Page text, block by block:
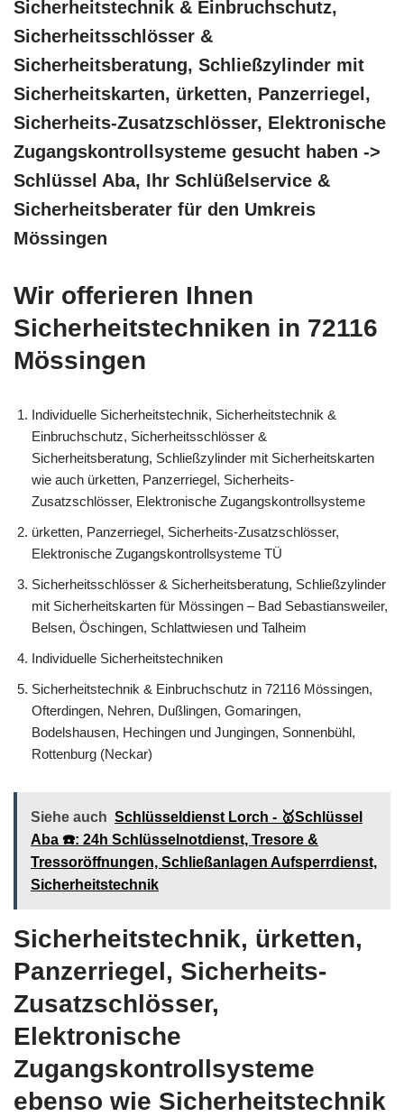
Sicherheitstechnik & Einbruchschutz,
Sicherheitsschlösser &
Sicherheitsberatung, Schließzylinder mit
Sicherheitskarten, ürketten, Panzerriegel,
Sicherheits-Zusatzschlösser, Elektronische
Zugangskontrollsysteme gesucht haben ->
Schlüssel Aba, Ihr Schlüßelservice &
Sicherheitsberater für den Umkreis
Mössingen
Wir offerieren Ihnen
Sicherheitstechniken in 72116
Mössingen
Individuelle Sicherheitstechnik, Sicherheitstechnik &
Einbruchschutz, Sicherheitsschlösser &
Sicherheitsberatung, Schließzylinder mit Sicherheitskarten
wie auch ürketten, Panzerriegel, Sicherheits-
Zusatzschlösser, Elektronische Zugangskontrollsysteme
ürketten, Panzerriegel, Sicherheits-Zusatzschlösser,
Elektronische Zugangskontrollsysteme TÜ
Sicherheitsschlösser & Sicherheitsberatung, Schließzylinder
mit Sicherheitskarten für Mössingen – Bad Sebastiansweiler,
Belsen, Öschingen, Schlattwiesen und Talheim
Individuelle Sicherheitstechniken
Sicherheitstechnik & Einbruchschutz in 72116 Mössingen,
Ofterdingen, Nehren, Dußlingen, Gomaringen,
Bodelshausen, Hechingen und Jungingen, Sonnenbühl,
Rottenburg (Neckar)
Siehe auch Schlüsseldienst Lorch - 🥇Schlüssel
Aba ☎️: 24h Schlüsselnotdienst, Tresore &
Tressoröffnungen, Schließanlagen Aufsperrdienst,
Sicherheitstechnik
Sicherheitstechnik, ürketten,
Panzerriegel, Sicherheits-
Zusatzschlösser,
Elektronische
Zugangskontrollsysteme
ebenso wie Sicherheitstechnik